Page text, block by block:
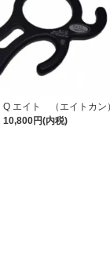
Q エイト （エイトカン
10,800円(内税)